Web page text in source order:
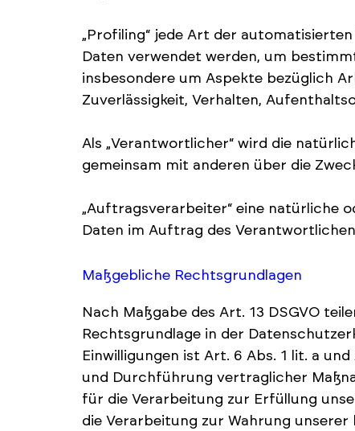
„Profiling“ jede Art der
Daten verwendet werden, um
insbesondere um Aspekte bezüglich
Zuverlässigkeit, Verhalten,
Als „Verantwortlicher“ wird die
gemeinsam mit anderen über die
„Auftragsverarbeiter“ eine natürliche
Daten im Auftrag des
Maßgebliche Rechtsgrundlagen
Nach Maßgabe des Art. 13 DSGVO
Rechtsgrundlage in der
Einwilligungen ist Art. 6 Abs. 1 lit. a
und Durchführung vertraglicher
für die Verarbeitung zur Erfüllung
die Verarbeitung zur Wahrung